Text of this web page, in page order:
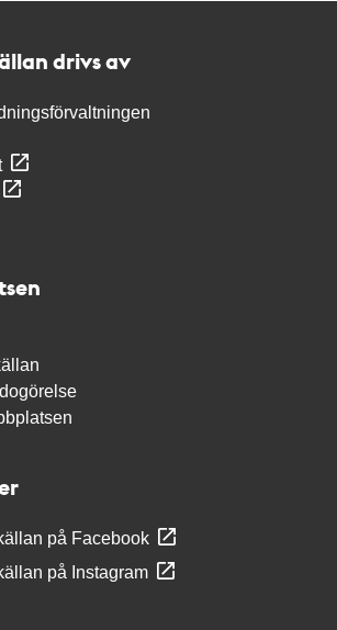
drivs av
på Facebook
på Instagram